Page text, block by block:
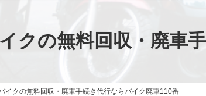
クの無料回収・廃車
イクの無料回収・廃車手続き代行ならバイク廃車110番